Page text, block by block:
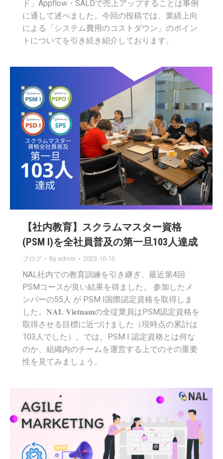
ド」Appflow・SALDで売上アップすることは事例
に通して述べました。今回の投稿では、業績上向
による「システム費用のコストダウン」のポイン
トについてを引き続き紹介しております。
【社内教育】スクラムマスター資格
(PSM I)を全社員普及の第一旦103人達成
ブログ By admin 2023-10-10
NAL社内での教育訓練を引き継ぎ、最近第4回
PSMコースが良い結果を得ました。 参加したメ
ンバーの55人 が PSM I国際認定資格を取得しま
した。𝐍𝐀𝐋 𝐕𝐢𝐞𝐭𝐧𝐚𝐦の全従業員はPSM認定資格を
取得させる目標に近づけました（現時点の累計は
103人でした）。では、PSM I 認定資格とは何な
のか、組織内のチームを運営する上でのその重要
性を見てみましょう。